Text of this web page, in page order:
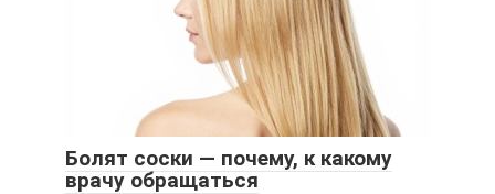
Болят соски — почему, к какому
врачу обращаться